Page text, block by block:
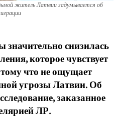
житель Латвии задумывается об
значительно снизилась
которое чувствует
что не ощущает
угрозы Латвии. Об
заказанное
ЛР.